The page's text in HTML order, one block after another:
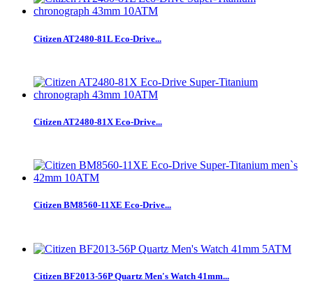
Citizen AT2480-81L Eco-Drive...
Citizen AT2480-81X Eco-Drive...
Citizen BM8560-11XE Eco-Drive...
Citizen BF2013-56P Quartz Men's Watch 41mm...